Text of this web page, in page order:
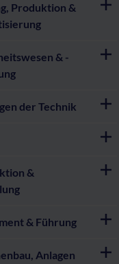
Produktion &
& -
der Technik
&
& Führung
Anlagen